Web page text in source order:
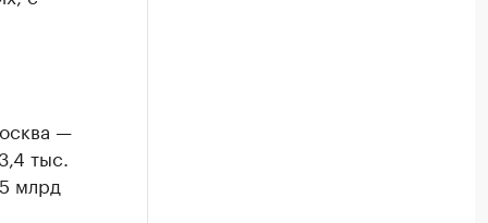
—
тыс.
млрд